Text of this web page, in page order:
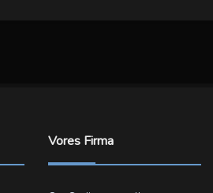
Vores Firma